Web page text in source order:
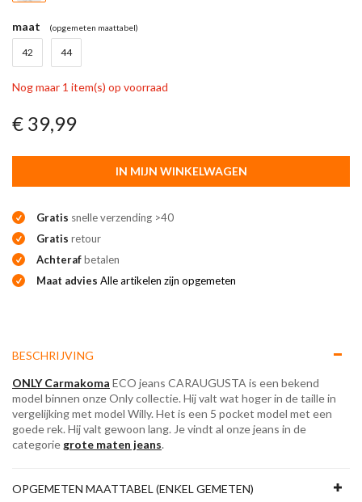
maat (opgemeten maattabel)
42 44
Nog maar 1 item(s) op voorraad
€ 39,99
IN MIJN WINKELWAGEN
Gratis snelle verzending >40
Gratis retour
Achterafbetalen
Maat advies Alle artikelen zijn opgemeten
BESCHRIJVING
ONLY Carmakoma ECO jeans CARAUGUSTA is een bekend
model binnen onze Only collectie. Hij valt wat hoger in de taille in
vergelijking met model Willy. Het is een 5 pocket model met een
goede rek. Hij valt gewoon lang. Je vindt al onze jeans in de
categorie grote maten jeans.
OPGEMETEN MAATTABEL (ENKEL GEMETEN)